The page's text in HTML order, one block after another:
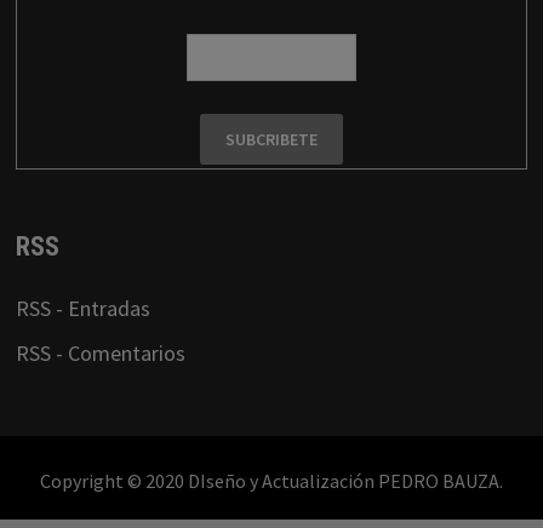
RSS
RSS - Entradas
RSS - Comentarios
Copyright © 2020 DIseño y Actualización PEDRO BAUZA.